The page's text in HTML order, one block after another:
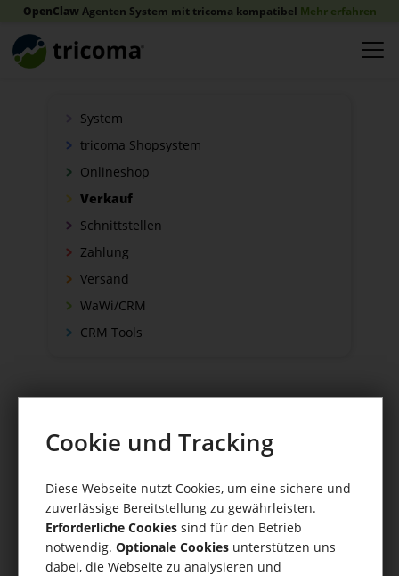
OpenClawAgenten System mit tricoma kompatibel Mehr erfahren
System
tricoma Shopsystem
Onlineshop
Verkauf
Schnittstellen
Zahlung
Versand
WaWi/CRM
CRM Tools
Hilfe/Connector für Amazon / Plugin VCS
Funktionsweise der Gutschriftenübermittlung
Anleitungen & Tutorials
zur App im Store
Cookie und Tracking
Diese Webseite nutzt Cookies, um eine sichere und
zuverlässige Bereitstellung zu gewährleisten.
Erforderliche Cookies sind für den Betrieb
notwendig. Optionale Cookies unterstützen uns
dabei, die Webseite zu analysieren und